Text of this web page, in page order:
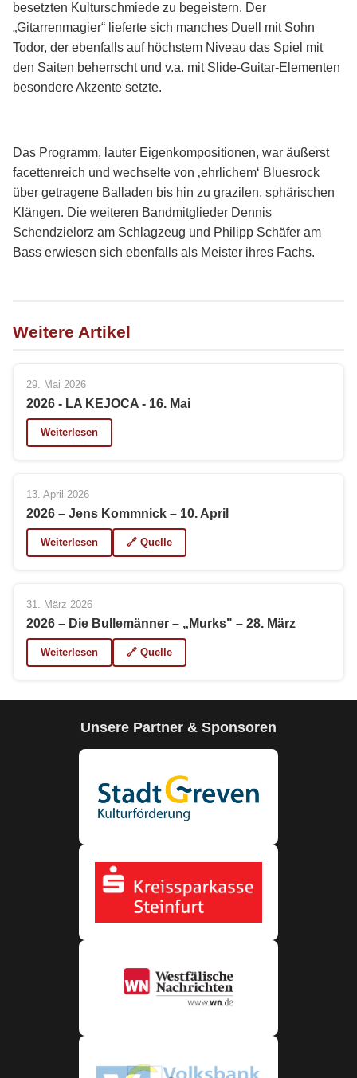
besetzten Kulturschmiede zu begeistern. Der
„Gitarrenmagier“ lieferte sich manches Duell mit Sohn
Todor, der ebenfalls auf höchstem Niveau das Spiel mit
den Saiten beherrscht und v.a. mit Slide-Guitar-Elementen
besondere Akzente setzte.
Das Programm, lauter Eigenkompositionen, war äußerst
facettenreich und wechselte von ‚ehrlichem‘ Bluesrock
über getragene Balladen bis hin zu grazilen, sphärischen
Klängen. Die weiteren Bandmitglieder Dennis
Schendzielorz am Schlagzeug und Philipp Schäfer am
Bass erwiesen sich ebenfalls als Meister ihres Fachs.
Weitere Artikel
29. Mai 2026
2026 - LA KEJOCA - 16. Mai
Weiterlesen
13. April 2026
2026 – Jens Kommnick – 10. April
Weiterlesen 🔗 Quelle
31. März 2026
2026 – Die Bullemänner – „Murks" – 28. März
Weiterlesen 🔗 Quelle
Unsere Partner & Sponsoren